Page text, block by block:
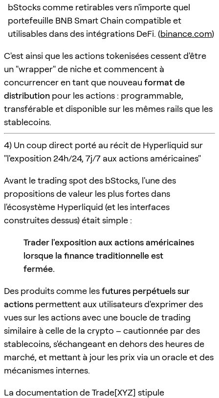
bStocks comme retirables vers n'importe quel
portefeuille BNB Smart Chain compatible et
utilisables dans des intégrations DeFi. (binance.com)
C'est ainsi que les actions tokenisées cessent d'être
un "wrapper" de niche et commencent à
concurrencer en tant que nouveau format de
distribution pour les actions : programmable,
transférable et disponible sur les mêmes rails que les
stablecoins.
4) Un coup direct porté au récit de Hyperliquid sur
"l'exposition 24h/24, 7j/7 aux actions américaines"
Avant le trading spot des bStocks, l'une des
propositions de valeur les plus fortes dans
l'écosystème Hyperliquid (et les interfaces
construites dessus) était simple :
Trader l'exposition aux actions américaines
lorsque la finance traditionnelle est
fermée.
Des produits comme lesfutures perpétuels sur
actions permettent aux utilisateurs d'exprimer des
vues sur les actions avec une boucle de trading
similaire à celle de la crypto – cautionnée par des
stablecoins, s'échangeant en dehors des heures de
marché, et mettant à jour les prix via un oracle et des
mécanismes internes.
La documentation de Trade[XYZ] stipule